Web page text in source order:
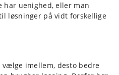
har uenighed, eller man
løsninger på vidt forskellige
imellem, desto bedre